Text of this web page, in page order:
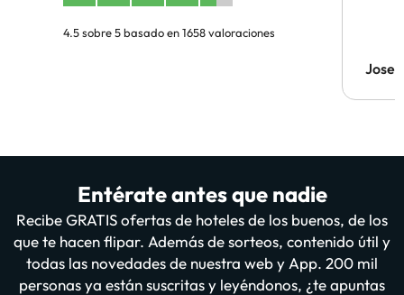
4.5 sobre 5 basado en 1658 valoraciones
Jose
Entérate antes que nadie
Recibe GRATIS ofertas de hoteles de los buenos, de los
que te hacen flipar. Además de sorteos, contenido útil y
todas las novedades de nuestra web y App. 200 mil
personas ya están suscritas y leyéndonos, ¿te apuntas